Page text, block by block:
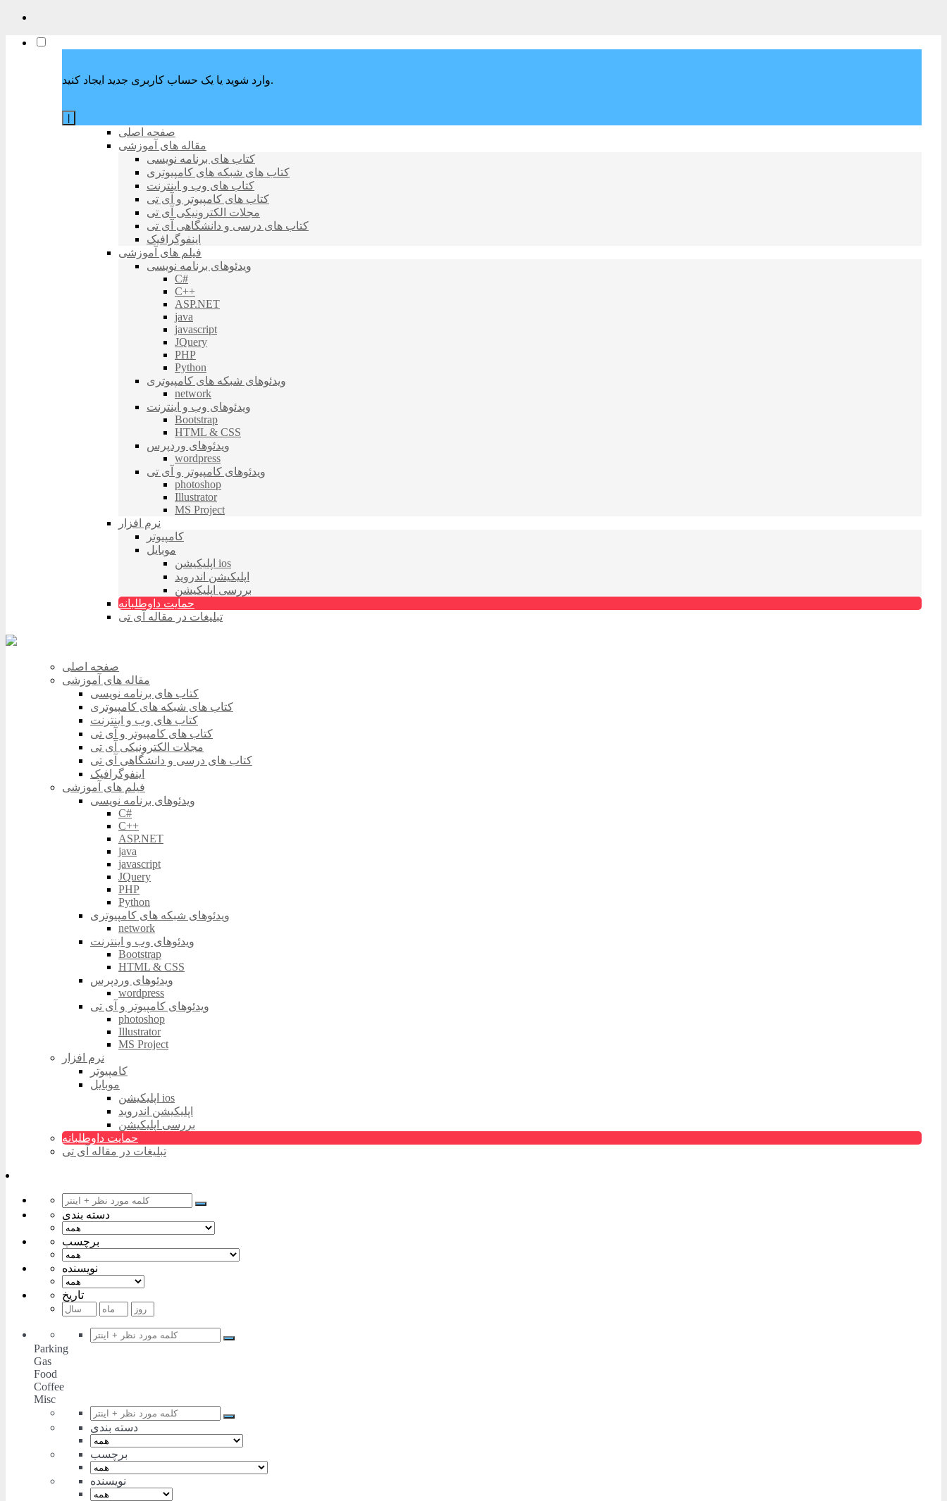
وارد شوید یا یک حساب کاربری جدید ایجاد کنید.
صفحه اصلی
مقاله های آموزشی
کتاب های برنامه نویسی
کتاب های شبکه های کامپیوتری
کتاب های وب و اینترنت
کتاب های کامپیوتر و آی تی
مجلات الکترونیکی آی تی
کتاب های درسی و دانشگاهی آی تی
اینفوگرافیک
فیلم های آموزشی
ویدئوهای برنامه نویسی
C#
C++
ASP.NET
java
javascript
JQuery
PHP
Python
ویدئوهای شبکه های کامپیوتری
network
ویدئوهای وب و اینترنت
Bootstrap
HTML & CSS
ویدئوهای وردپرس
wordpress
ویدئوهای کامپیوتر و آی تی
photoshop
Illustrator
MS Project
نرم افزار
کامپیوتر
موبایل
اپلیکیشن ios
اپلیکیشن اندروید
بررسی اپلیکیشن
حمایت داوطلبانه
تبلیغات در مقاله آی تی
صفحه اصلی
مقاله های آموزشی
کتاب های برنامه نویسی
کتاب های شبکه های کامپیوتری
کتاب های وب و اینترنت
کتاب های کامپیوتر و آی تی
مجلات الکترونیکی آی تی
کتاب های درسی و دانشگاهی آی تی
اینفوگرافیک
فیلم های آموزشی
ویدئوهای برنامه نویسی
C#
C++
ASP.NET
java
javascript
JQuery
PHP
Python
ویدئوهای شبکه های کامپیوتری
network
ویدئوهای وب و اینترنت
Bootstrap
HTML & CSS
ویدئوهای وردپرس
wordpress
ویدئوهای کامپیوتر و آی تی
photoshop
Illustrator
MS Project
نرم افزار
کامپیوتر
موبایل
اپلیکیشن ios
اپلیکیشن اندروید
بررسی اپلیکیشن
حمایت داوطلبانه
تبلیغات در مقاله آی تی
دسته بندی
برچسب
نویسنده
تاریخ
Parking
Gas
Food
Coffee
Misc
دسته بندی
برچسب
نویسنده